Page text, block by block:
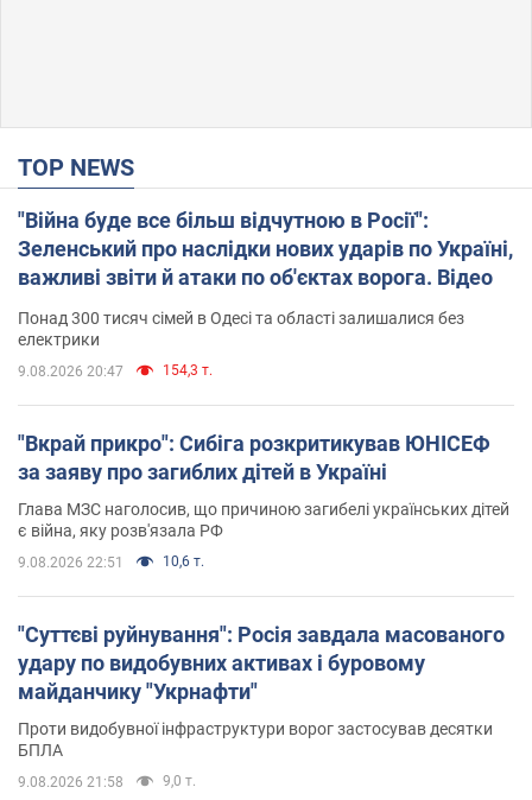
TOP NEWS
"Війна буде все більш відчутною в Росії":
Зеленський про наслідки нових ударів по Україні,
важливі звіти й атаки по об'єктах ворога. Відео
Понад 300 тисяч сімей в Одесі та області залишалися без
електрики
9.08.2026 20:47 154,3 т.
"Вкрай прикро": Сибіга розкритикував ЮНІСЕФ
за заяву про загиблих дітей в Україні
Глава МЗС наголосив, що причиною загибелі українських дітей
є війна, яку розв'язала РФ
9.08.2026 22:51 10,6 т.
"Суттєві руйнування": Росія завдала масованого
удару по видобувних активах і буровому
майданчику "Укрнафти"
Проти видобувної інфраструктури ворог застосував десятки
БПЛА
9.08.2026 21:58 9,0 т.